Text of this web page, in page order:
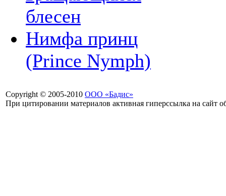
блесен
Нимфа принц
(Prince Nymph)
Copyright © 2005-2010 ООО «Бадис»
При цитировании материалов активная гиперссылка на сайт